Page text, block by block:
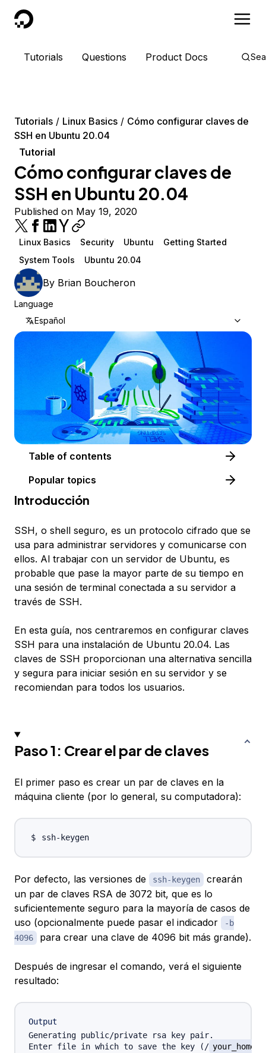
DigitalOcean
Tutorials Questions Product Docs
Tutorials Linux Basics
Cómo configurar claves de
SSH en Ubuntu 20.04
Tutorial
Cómo configurar claves de
SSH en Ubuntu 20.04
Published on May 19, 2020
Linux Basics Security Ubuntu
Getting Started
System Tools
Ubuntu 20.04
By Brian Boucheron
Language
Español
Table of contents
Popular topics
Introducción
SSH, o shell seguro, es un protocolo cifrado que se
usa para administrar servidores y comunicarse con
ellos. Al trabajar con un servidor de Ubuntu, es
probable que pase la mayor parte de su tiempo en
una sesión de terminal conectada a su servidor a
través de SSH.
En esta guía, nos centraremos en configurar claves
SSH para una instalación de Ubuntu 20.04. Las
claves de SSH proporcionan una alternativa sencilla
y segura para iniciar sesión en su servidor y se
recomiendan para todos los usuarios.
Paso 1: Crear el par de claves
El primer paso es crear un par de claves en la
máquina cliente (por lo general, su computadora):
Por defecto, las versiones de ssh-keygen
crearán
un par de claves RSA de 3072 bit, que es lo
suficientemente seguro para la mayoría de casos de
uso (opcionalmente puede pasar el indicador
-b
4096
para crear una clave de 4096 bit más grande).
Después de ingresar el comando, verá el siguiente
resultado:
Output
Generating public/private rsa key pair.
Enter file in which to save the key (/ your_home